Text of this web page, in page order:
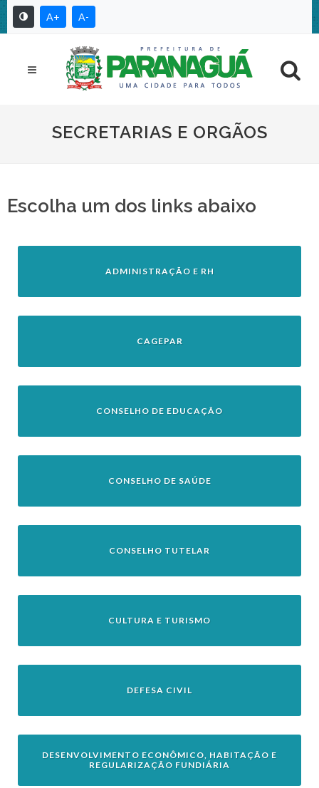
A+ A-
SECRETARIAS E ORGÃOS
Escolha um dos links abaixo
ADMINISTRAÇÃO E RH
CAGEPAR
CONSELHO DE EDUCAÇÃO
CONSELHO DE SAÚDE
CONSELHO TUTELAR
CULTURA E TURISMO
DEFESA CIVIL
DESENVOLVIMENTO ECONÔMICO, HABITAÇÃO E
REGULARIZAÇÃO FUNDIÁRIA